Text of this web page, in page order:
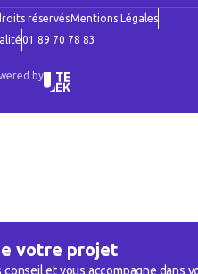
votre projet
et vous accompagne dans
réservésMentions Légales
01 89 70 78 83
by